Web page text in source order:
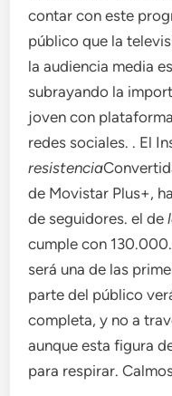
contar con este
público que la
la audiencia media
subrayando la
joven con
redes sociales. . El
resistencia
de Movistar Plus+,
de seguidores. el de
cumple con
será una de las
parte del público
completa, y no a
aunque esta figura
para respirar.